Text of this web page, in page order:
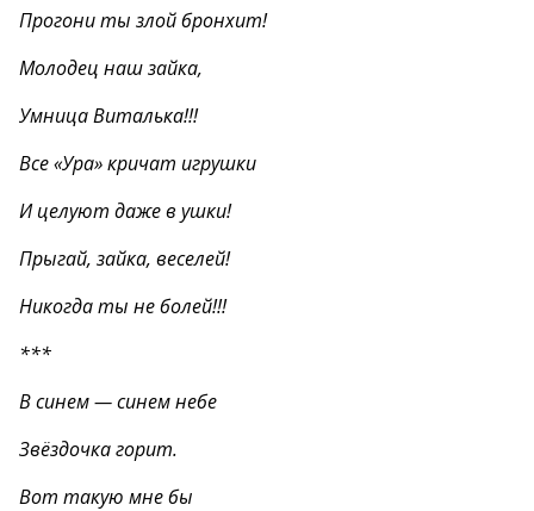
Прогони ты злой бронхит!
Молодец наш зайка,
Умница Виталька!!!
Все «Ура» кричат игрушки
И целуют даже в ушки!
Прыгай, зайка, веселей!
Никогда ты не болей!!!
***
В синем — синем небе
Звёздочка горит.
Вот такую мне бы